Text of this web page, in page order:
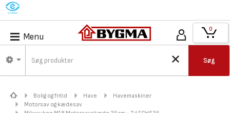
M
Menu
Søg
0
Bolig og fritid Have
Havemaskiner
Motorsav og kædesav